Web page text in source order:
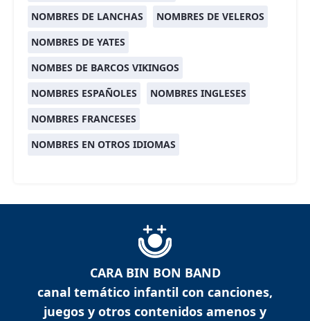
NOMBRES DE LANCHAS
NOMBRES DE VELEROS
NOMBRES DE YATES
NOMBES DE BARCOS VIKINGOS
NOMBRES ESPAÑOLES
NOMBRES INGLESES
NOMBRES FRANCESES
NOMBRES EN OTROS IDIOMAS
CARA BIN BON BAND
canal temático infantil con canciones,
juegos y otros contenidos amenos y